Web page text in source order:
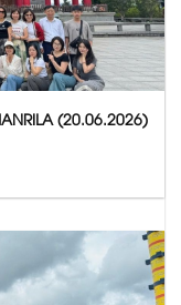
(20.06.2026)